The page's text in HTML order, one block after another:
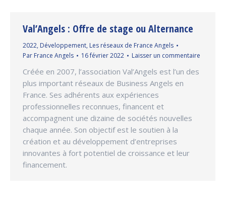
Val’Angels : Offre de stage ou Alternance
2022, Développement, Les réseaux de France Angels
Par France Angels 16 février 2022 Laisser un commentaire
Créée en 2007, l’association Val’Angels est l’un des
plus important réseaux de Business Angels en
France. Ses adhérents aux expériences
professionnelles reconnues, financent et
accompagnent une dizaine de sociétés nouvelles
chaque année. Son objectif est le soutien à la
création et au développement d’entreprises
innovantes à fort potentiel de croissance et leur
financement.